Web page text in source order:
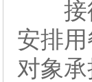
接待
安排
对象